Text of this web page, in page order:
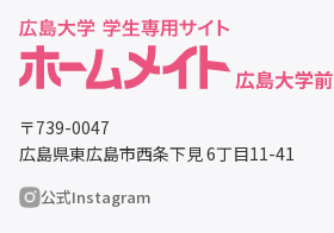
〒739-0047
広島県東広島市西条下見 6丁目11-41
公式Instagram